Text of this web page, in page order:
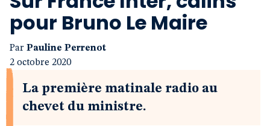
Boutique
pour Bruno Le Maire
Par Pauline Perrenot
2 octobre 2020
La première matinale radio au
chevet du ministre.